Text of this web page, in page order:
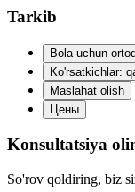
Tarkib
Bola uchun
Ko'rsatkichlar:
Maslahat olish
Цены
Konsultatsiya
So'rov qoldiring, biz